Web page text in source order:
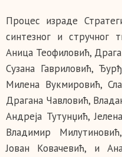
Процес израде
синтезног и стручног
Аница Теофиловић,
Сузана Гавриловић,
Милена Вукмировић,
Драгана Чавловић,
Андреја Тутунџић,
Владимир
Јован Ковачевић, и